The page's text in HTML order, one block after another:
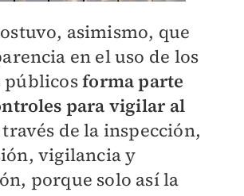
asimismo, que
en el uso de los
públicosforma parte
para vigilar al
través de la inspección,
vigilancia y
porque solo así la